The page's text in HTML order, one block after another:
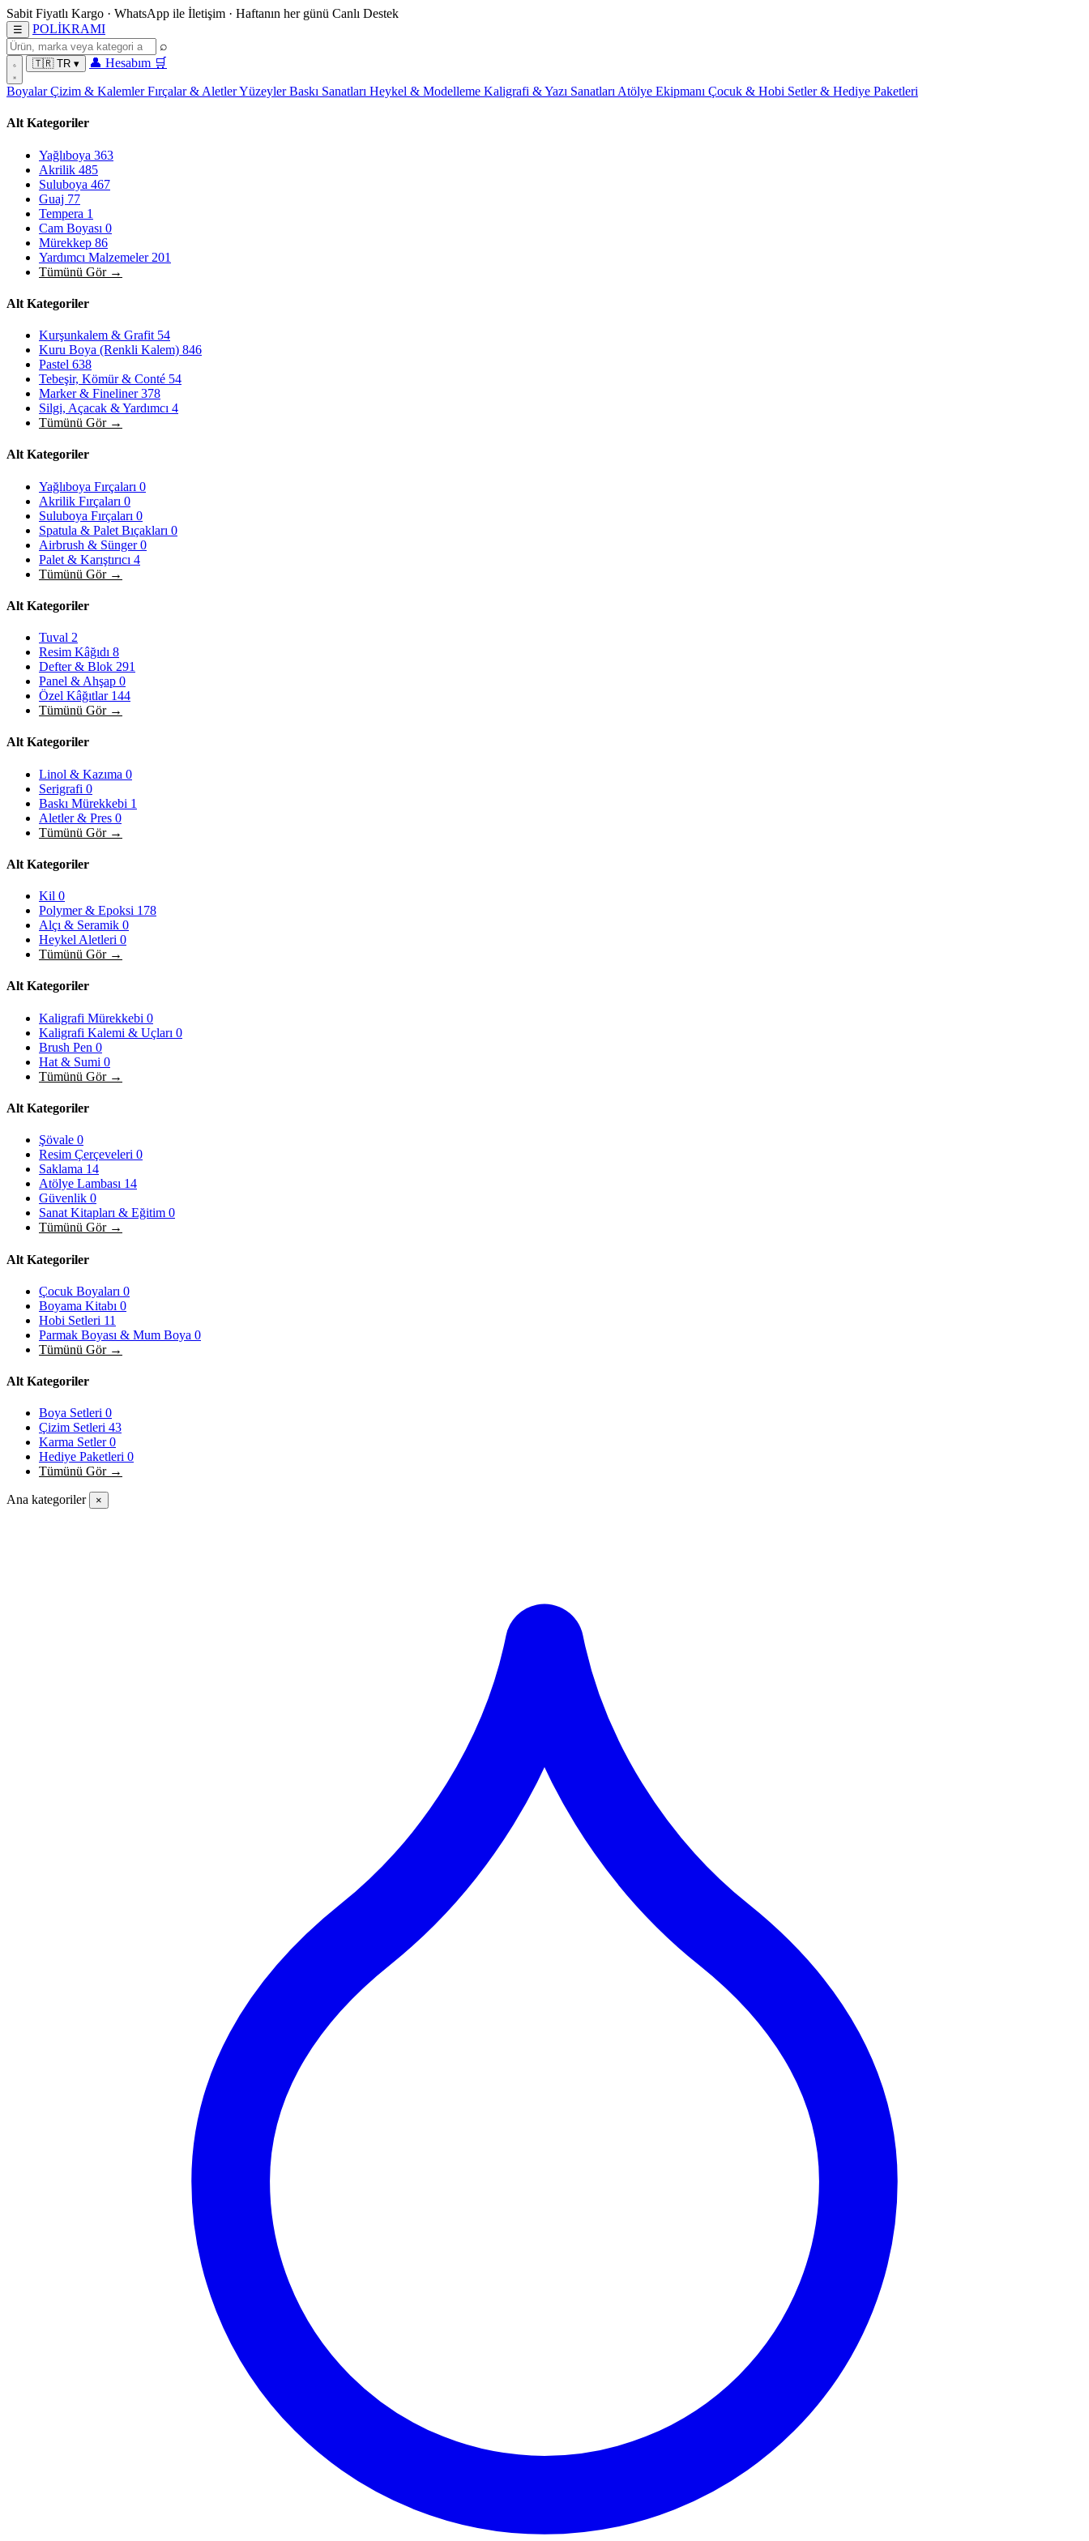
Sabit Fiyatlı Kargo · WhatsApp ile İletişim · Haftanın her günü Canlı Destek
☰ POLİKRAMI
⌕
🇹🇷 TR ▾ 👤 Hesabım 🛒
BoyalarÇizim & KalemlerFırçalar & AletlerYüzeylerBaskı Sanatları Heykel & Modelleme Kaligrafi & Yazı Sanatları Atölye Ekipmanı Çocuk & Hobi Setler & Hediye Paketleri
Alt Kategoriler
Yağlıboya 363
Akrilik 485
Suluboya 467
Guaj 77
Tempera 1
Cam Boyası 0
Mürekkep 86
Yardımcı Malzemeler 201
Tümünü Gör →
Alt Kategoriler
Kurşunkalem & Grafit 54
Kuru Boya (Renkli Kalem) 846
Pastel 638
Tebeşir, Kömür & Conté 54
Marker & Fineliner378
Silgi, Açacak & Yardımcı 4
Tümünü Gör →
Alt Kategoriler
Yağlıboya Fırçaları 0
Akrilik Fırçaları 0
Suluboya Fırçaları 0
Spatula & Palet Bıçakları 0
Airbrush & Sünger0
Palet & Karıştırıcı 4
Tümünü Gör →
Alt Kategoriler
Tuval 2
Resim Kâğıdı 8
Defter & Blok 291
Panel & Ahşap 0
Özel Kâğıtlar 144
Tümünü Gör →
Alt Kategoriler
Linol & Kazıma 0
Serigrafi 0
Baskı Mürekkebi 1
Aletler & Pres 0
Tümünü Gör →
Alt Kategoriler
Kil 0
Polymer & Epoksi 178
Alçı & Seramik 0
Heykel Aletleri 0
Tümünü Gör →
Alt Kategoriler
Kaligrafi Mürekkebi 0
Kaligrafi Kalemi & Uçları 0
Brush Pen 0
Hat & Sumi 0
Tümünü Gör →
Alt Kategoriler
Şövale 0
Resim Çerçeveleri 0
Saklama 14
Atölye Lambası 14
Güvenlik 0
Sanat Kitapları & Eğitim 0
Tümünü Gör →
Alt Kategoriler
Çocuk Boyaları 0
Boyama Kitabı 0
Hobi Setleri 11
Parmak Boyası & Mum Boya 0
Tümünü Gör →
Alt Kategoriler
Boya Setleri 0
Çizim Setleri 43
Karma Setler0
Hediye Paketleri 0
Tümünü Gör →
Ana kategoriler ×